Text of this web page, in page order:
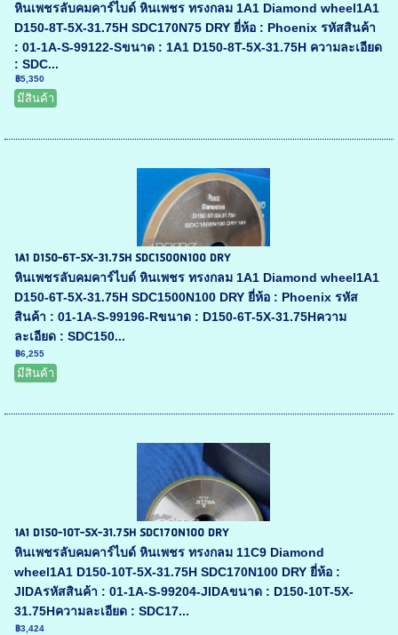
หินเพชรลับคมคาร์ไบด์ หินเพชร ทรงกลม 1A1 Diamond wheel1A1
D150-8T-5X-31.75H SDC170N75 DRY ยี่ห้อ : Phoenix รหัสสินค้า
: 01-1A-S-99122-Sขนาด : 1A1 D150-8T-5X-31.75H ความละเอียด
: SDC...
฿5,350
มีสินค้า
1A1 D150-6T-5X-31.75H SDC1500N100 DRY
หินเพชรลับคมคาร์ไบด์ หินเพชร ทรงกลม 1A1 Diamond wheel1A1
D150-6T-5X-31.75H SDC1500N100 DRY ยี่ห้อ : Phoenix รหัส
สินค้า : 01-1A-S-99196-Rขนาด : D150-6T-5X-31.75Hความ
ละเอียด : SDC150...
฿6,255
มีสินค้า
1A1 D150-10T-5X-31.75H SDC170N100 DRY
หินเพชรลับคมคาร์ไบด์ หินเพชร ทรงกลม 11C9 Diamond
wheel1A1 D150-10T-5X-31.75H SDC170N100 DRY ยี่ห้อ :
JIDAรหัสสินค้า : 01-1A-S-99204-JIDAขนาด : D150-10T-5X-
31.75Hความละเอียด : SDC17...
฿3,424